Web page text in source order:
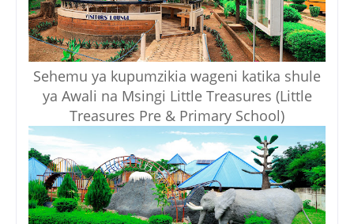
Sehemu ya kupumzikia wageni katika shule
ya Awali na Msingi Little Treasures (Little
Treasures Pre & Primary School)